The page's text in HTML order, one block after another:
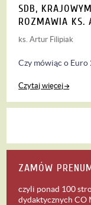
SDB,
ROZMAWIA KS.
ks. Artur Filipiak
Czy mówiąc o
Czytaj więcej
ZAMÓW
czyli ponad 100
dydaktycznychCO